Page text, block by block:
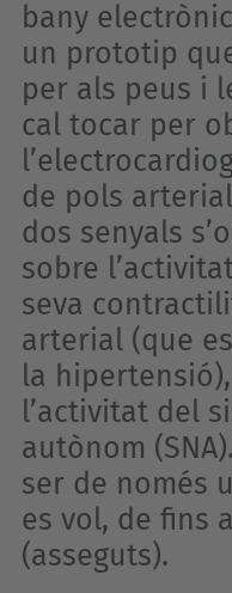
bany
un prototip
per als peus i
cal tocar per
de pols
dos senyals
sobre
seva
arterial (que
la
l’activitat del
autònom
ser de només
es vol, de fins
(asseguts).